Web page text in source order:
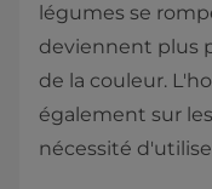
légumes se
deviennent plus
de la couleur.
également sur
nécessité